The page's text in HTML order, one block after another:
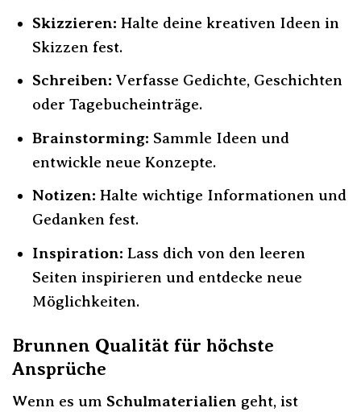
Skizzieren: Halte deine kreativen Ideen in
Skizzen fest.
Schreiben: Verfasse Gedichte, Geschichten
oder Tagebucheinträge.
Brainstorming: Sammle Ideen und
entwickle neue Konzepte.
Notizen: Halte wichtige Informationen und
Gedanken fest.
Inspiration: Lass dich von den leeren
Seiten inspirieren und entdecke neue
Möglichkeiten.
Brunnen Qualität für höchste
Ansprüche
Wenn es um Schulmaterialien geht, ist